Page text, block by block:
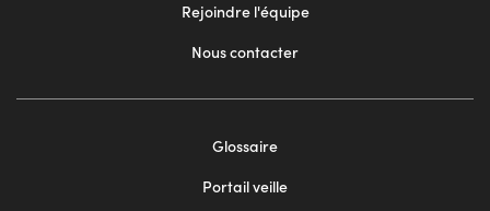
Rejoindre l'équipe
Nous contacter
Glossaire
Portail veille